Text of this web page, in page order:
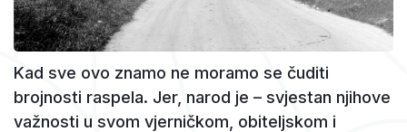
Kad sve ovo znamo ne moramo se čuditi
brojnosti raspela. Jer, narod je – svjestan njihove
važnosti u svom vjerničkom, obiteljskom i